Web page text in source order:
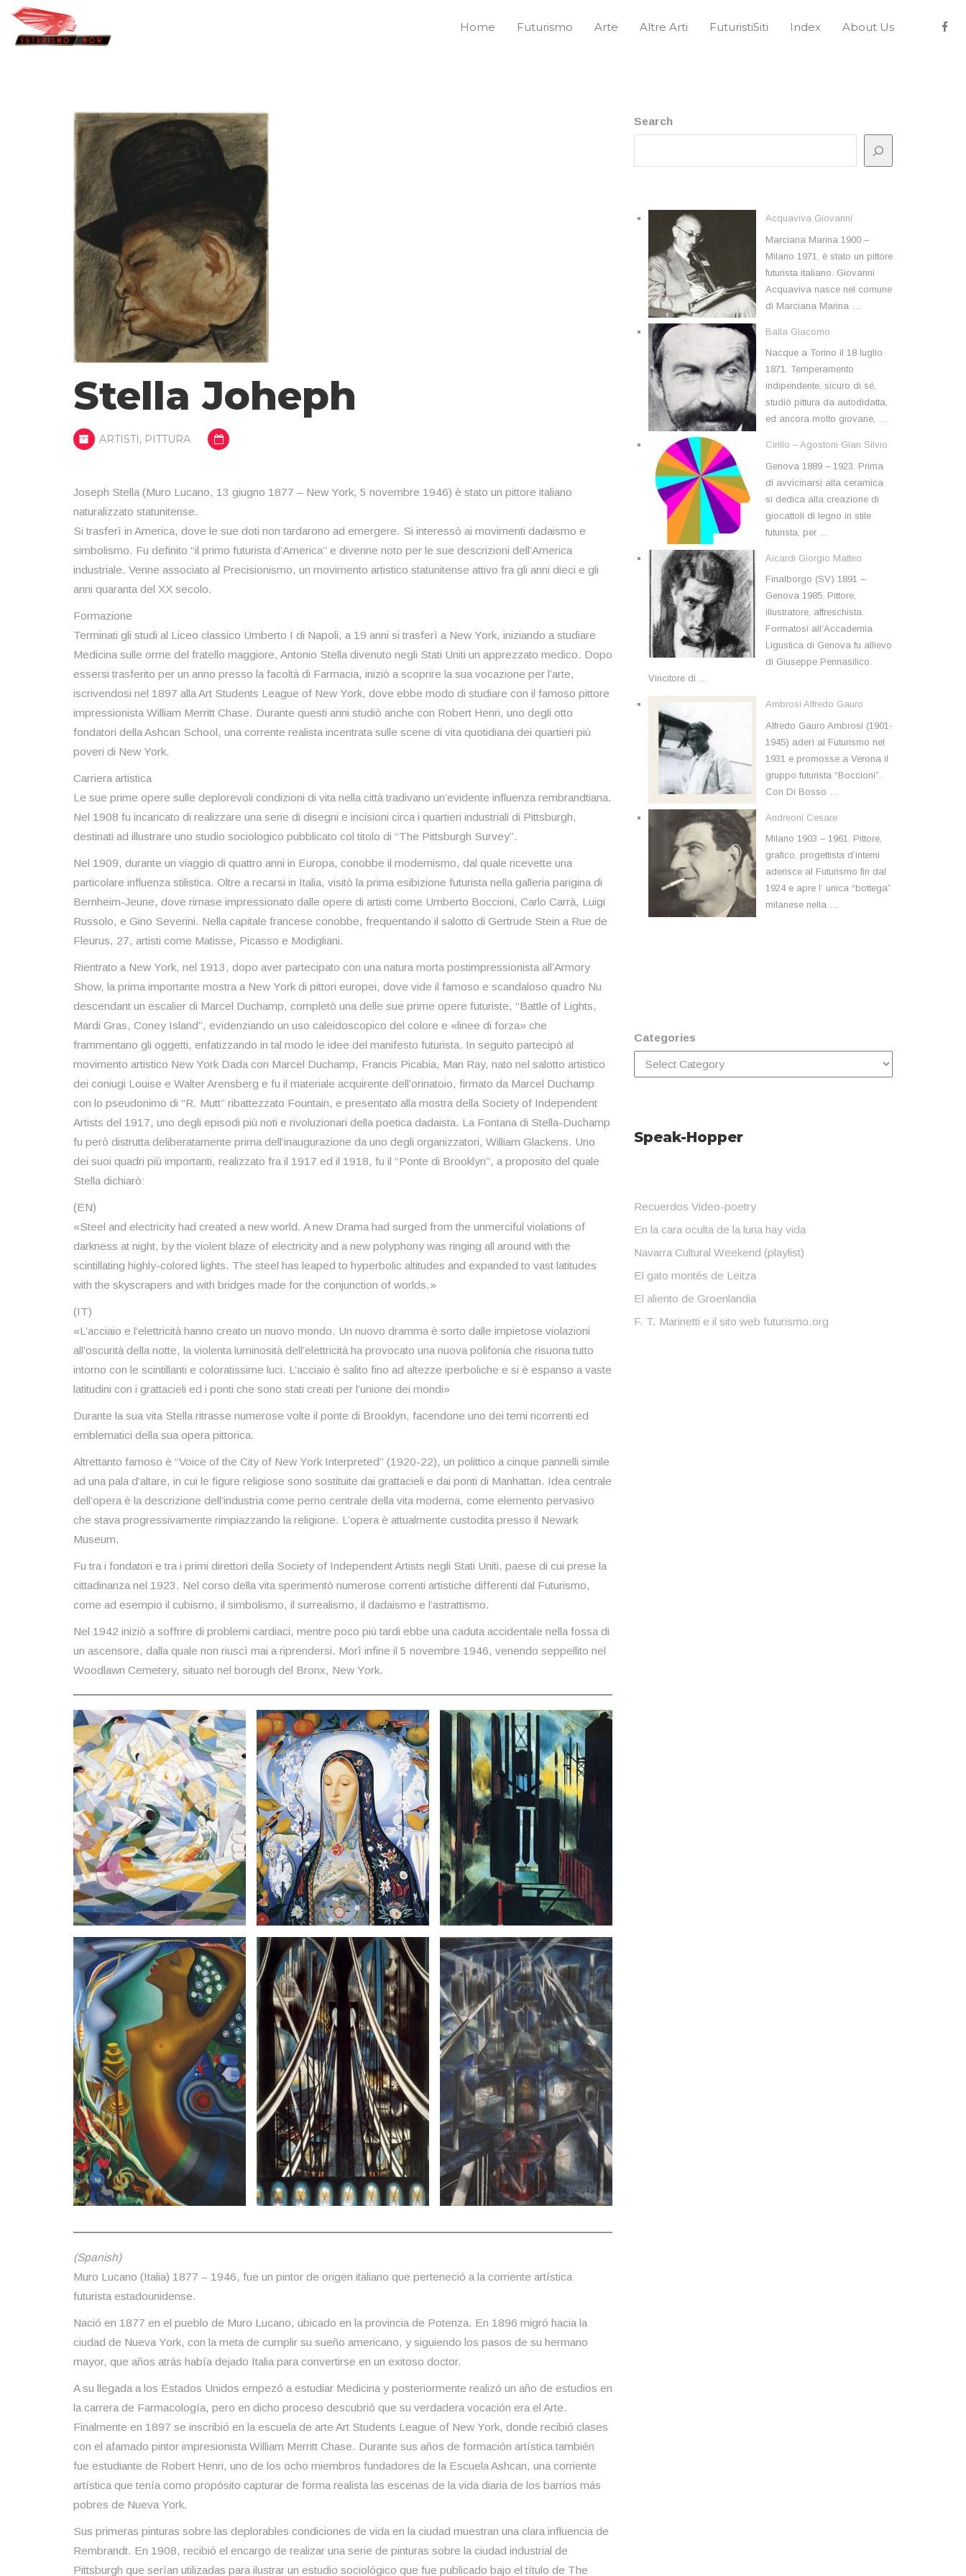
Home Futurismo Arte Altre Arti FuturistiSiti Index About Us
Stella Joheph
ARTISTI, PITTURA
Joseph Stella (Muro Lucano, 13 giugno 1877 – New York, 5 novembre 1946) è stato un pittore italiano
naturalizzato statunitense.
Si trasferì in America, dove le sue doti non tardarono ad emergere. Si interessò ai movimenti dadaismo e
simbolismo. Fu definito “il primo futurista d’America” e divenne noto per le sue descrizioni dell’America
industriale. Venne associato al Precisionismo, un movimento artistico statunitense attivo fra gli anni dieci e gli
anni quaranta del XX secolo.
Formazione
Terminati gli studi al Liceo classico Umberto I di Napoli, a 19 anni si trasferì a New York, iniziando a studiare
Medicina sulle orme del fratello maggiore, Antonio Stella divenuto negli Stati Uniti un apprezzato medico. Dopo
essersi trasferito per un anno presso la facoltà di Farmacia, iniziò a scoprire la sua vocazione per l’arte,
iscrivendosi nel 1897 alla Art Students League of New York, dove ebbe modo di studiare con il famoso pittore
impressionista William Merritt Chase. Durante questi anni studiò anche con Robert Henri, uno degli otto
fondatori della Ashcan School, una corrente realista incentrata sulle scene di vita quotidiana dei quartieri più
poveri di New York.
Carriera artistica
Le sue prime opere sulle deplorevoli condizioni di vita nella città tradivano un’evidente influenza rembrandtiana.
Nel 1908 fu incaricato di realizzare una serie di disegni e incisioni circa i quartieri industriali di Pittsburgh,
destinati ad illustrare uno studio sociologico pubblicato col titolo di “The Pittsburgh Survey”.
Nel 1909, durante un viaggio di quattro anni in Europa, conobbe il modernismo, dal quale ricevette una
particolare influenza stilistica. Oltre a recarsi in Italia, visitò la prima esibizione futurista nella galleria parigina di
Bernheim-Jeune, dove rimase impressionato dalle opere di artisti come Umberto Boccioni, Carlo Carrà, Luigi
Russolo, e Gino Severini. Nella capitale francese conobbe, frequentando il salotto di Gertrude Stein a Rue de
Fleurus, 27, artisti come Matisse, Picasso e Modigliani.
Rientrato a New York, nel 1913, dopo aver partecipato con una natura morta postimpressionista all’Armory
Show, la prima importante mostra a New York di pittori europei, dove vide il famoso e scandaloso quadro Nu
descendant un escalier di Marcel Duchamp, completò una delle sue prime opere futuriste, “Battle of Lights,
Mardi Gras, Coney Island”, evidenziando un uso caleidoscopico del colore e «linee di forza» che
frammentano gli oggetti, enfatizzando in tal modo le idee del manifesto futurista. In seguito partecipò al
movimento artistico New York Dada con Marcel Duchamp, Francis Picabia, Man Ray, nato nel salotto artistico
dei coniugi Louise e Walter Arensberg e fu il materiale acquirente dell’orinatoio, firmato da Marcel Duchamp
con lo pseudonimo di “R. Mutt” ribattezzato Fountain, e presentato alla mostra della Society of Independent
Artists del 1917, uno degli episodi più noti e rivoluzionari della poetica dadaista. La Fontana di Stella-Duchamp
fu però distrutta deliberatamente prima dell’inaugurazione da uno degli organizzatori, William Glackens. Uno
dei suoi quadri più importanti, realizzato fra il 1917 ed il 1918, fu il “Ponte di Brooklyn”, a proposito del quale
Stella dichiarò:
(EN)
«Steel and electricity had created a new world. A new Drama had surged from the unmerciful violations of
darkness at night, by the violent blaze of electricity and a new polyphony was ringing all around with the
scintillating highly-colored lights. The steel has leaped to hyperbolic altitudes and expanded to vast latitudes
with the skyscrapers and with bridges made for the conjunction of worlds.»
(IT)
«L’acciaio e l’elettricità hanno creato un nuovo mondo. Un nuovo dramma è sorto dalle impietose violazioni
all’oscurità della notte, la violenta luminosità dell’elettricità ha provocato una nuova polifonia che risuona tutto
intorno con le scintillanti e coloratissime luci. L’acciaio è salito fino ad altezze iperboliche e si è espanso a vaste
latitudini con i grattacieli ed i ponti che sono stati creati per l’unione dei mondi»
Durante la sua vita Stella ritrasse numerose volte il ponte di Brooklyn, facendone uno dei temi ricorrenti ed
emblematici della sua opera pittorica.
Altrettanto famoso è “Voice of the City of New York Interpreted” (1920-22), un polittico a cinque pannelli simile
ad una pala d’altare, in cui le figure religiose sono sostituite dai grattacieli e dai ponti di Manhattan. Idea centrale
dell’opera è la descrizione dell’industria come perno centrale della vita moderna, come elemento pervasivo
che stava progressivamente rimpiazzando la religione. L’opera è attualmente custodita presso il Newark
Museum.
Fu tra i fondatori e tra i primi direttori della Society of Independent Artists negli Stati Uniti, paese di cui prese la
cittadinanza nel 1923. Nel corso della vita sperimentò numerose correnti artistiche differenti dal Futurismo,
come ad esempio il cubismo, il simbolismo, il surrealismo, il dadaismo e l’astrattismo.
Nel 1942 iniziò a soffrire di problemi cardiaci, mentre poco più tardi ebbe una caduta accidentale nella fossa di
un ascensore, dalla quale non riuscì mai a riprendersi. Morì infine il 5 novembre 1946, venendo seppellito nel
Woodlawn Cemetery, situato nel borough del Bronx, New York.
(Spanish)
Muro Lucano (Italia) 1877 – 1946, fue un pintor de origen italiano que perteneció a la corriente artística
futurista estadounidense.
Nació en 1877 en el pueblo de Muro Lucano, ubicado en la provincia de Potenza. En 1896 migró hacia la
ciudad de Nueva York, con la meta de cumplir su sueño americano, y siguiendo los pasos de su hermano
mayor, que años atrás había dejado Italia para convertirse en un exitoso doctor.
A su llegada a los Estados Unidos empezó a estudiar Medicina y posteriormente realizó un año de estudios en
la carrera de Farmacología, pero en dicho proceso descubrió que su verdadera vocación era el Arte.
Finalmente en 1897 se inscribió en la escuela de arte Art Students League of New York, donde recibió clases
con el afamado pintor impresionista William Merritt Chase. Durante sus años de formación artística también
fue estudiante de Robert Henri, uno de los ocho miembros fundadores de la Escuela Ashcan, una corriente
artística que tenía como propósito capturar de forma realista las escenas de la vida diaria de los barrios más
pobres de Nueva York.
Sus primeras pinturas sobre las deplorables condiciones de vida en la ciudad muestran una clara influencia de
Rembrandt. En 1908, recibió el encargo de realizar una serie de pinturas sobre la ciudad industrial de
Pittsburgh que serían utilizadas para ilustrar un estudio sociológico que fue publicado bajo el título de The
Search
Acquaviva Giovanni
Marciana Marina 1900 –
Milano 1971, è stato un pittore
futurista italiano. Giovanni
Acquaviva nasce nel comune
di Marciana Marina …
Balla Giacomo
Nacque a Torino il 18 luglio
1871. Temperamento
indipendente, sicuro di sé,
studiò pittura da autodidatta,
ed ancora molto giovane, …
Cirillo – Agostoni Gian Silvio
Genova 1889 – 1923. Prima
di avvicinarsi alla ceramica
si dedica alla creazione di
giocattoli di legno in stile
futurista, per …
Aicardi Giorgio Matteo
Finalborgo (SV) 1891 –
Genova 1985. Pittore,
illustratore, affreschista.
Formatosi all’Accademia
Ligustica di Genova fu allievo
di Giuseppe Pennasilico.
Vincitore di …
Ambrosi Alfredo Gauro
Alfredo Gauro Ambrosi (1901-
1945) aderì al Futurismo nel
1931 e promosse a Verona il
gruppo futurista “Boccioni”.
Con Di Bosso …
Andreoni Cesare
Milano 1903 – 1961. Pittore,
grafico, progettista d’interni
aderisce al Futurismo fin dal
1924 e apre l’ unica “bottega”
milanese nella …
Categories
Speak-Hopper
Recuerdos Video-poetry
En la cara oculta de la luna hay vida
Navarra Cultural Weekend (playlist)
El gato montés de Leitza
El aliento de Groenlandia
F. T. Marinetti e il sito web futurismo.org